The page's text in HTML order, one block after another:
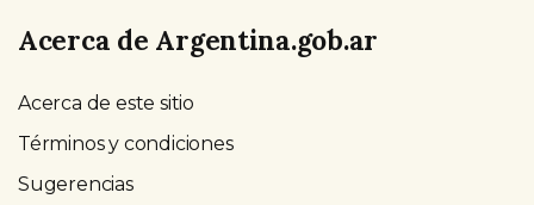
Acerca de Argentina.gob.ar
Acerca de este sitio
Términos y condiciones
Sugerencias